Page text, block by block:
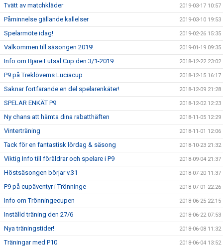
Tvätt av matchkläder 2019-03-17 10:57
Påminnelse gällande kallelser 2019-03-10 19:53
Spelarmöte idag! 2019-02-26 15:35
Välkommen till säsongen 2019! 2019-01-19 09:35
Info om Bjäre Futsal Cup den 3/1-2019 2018-12-22 23:02
P9 på Treklöverns Luciacup 2018-12-15 16:17
Saknar fortfarande en del spelarenkäter! 2018-12-09 21:28
SPELAR ENKÄT P9 2018-12-02 12:23
Ny chans att hämta dina rabatthäften 2018-11-05 12:29
Vinterträning 2018-11-01 12:06
Tack för en fantastisk lördag & säsong 2018-10-23 21:32
Viktig Info till föräldrar och spelare i P9 2018-09-04 21:37
Höstsäsongen börjar v.31 2018-07-20 11:37
P9 på cupäventyr i Trönninge 2018-07-01 22:26
Info om Trönningecupen 2018-06-25 22:15
Inställd träning den 27/6 2018-06-22 07:53
Nya träningstider! 2018-06-08 11:32
Träningar med P10 2018-06-04 13:52